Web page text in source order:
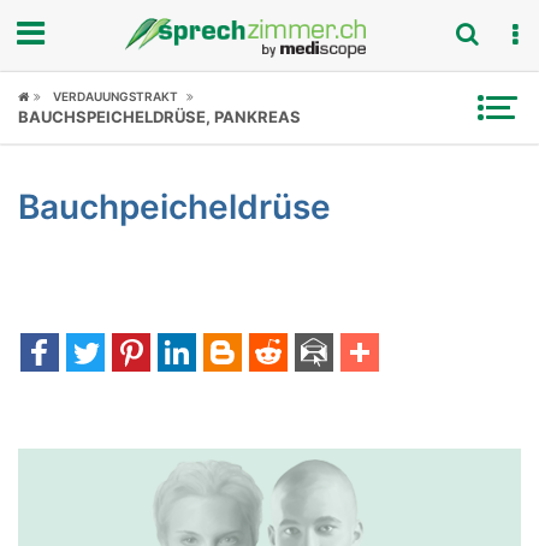
Fokus
Symptome
News
Rubriken
VERDAUUNGSTRAKT
BAUCHSPEICHELDRÜSE, PANKREAS
Bauchpeicheldrüse